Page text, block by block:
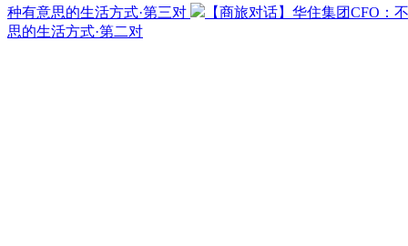
种有意思的生活方式·第三对
【商旅对话】华住集团CFO
思的生活方式·第二对